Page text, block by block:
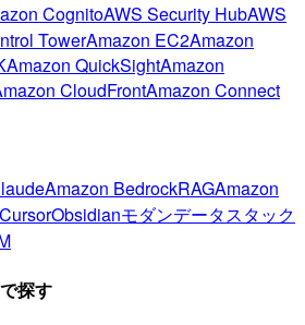
CognitoAWS Security HubAWS
TowerAmazon EC2Amazon
Amazon QuickSightAmazon
CloudFrontAmazon Connect
Amazon BedrockRAGAmazon
CursorObsidianモダンデータスタック
探す